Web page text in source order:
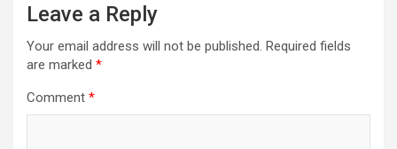
Leave a Reply
Your email address will not be published. Required fields
are marked *
Comment *